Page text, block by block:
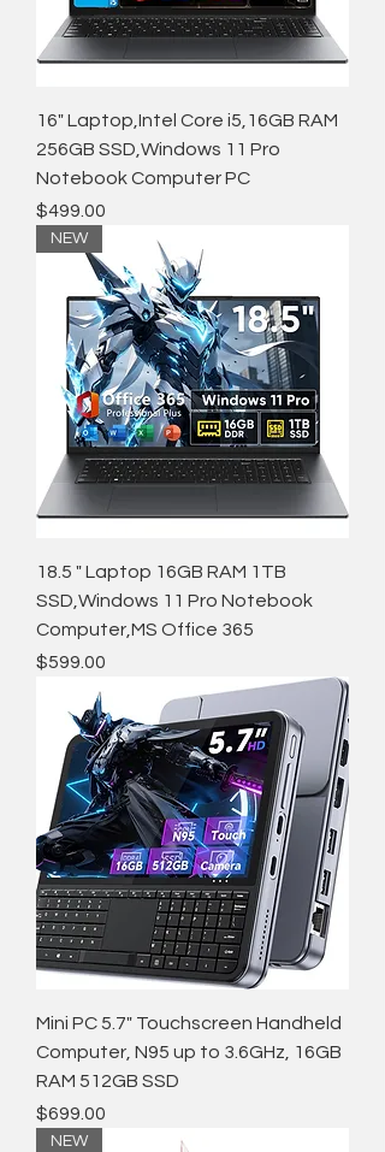
16" Laptop,Intel Core i5,16GB RAM
256GB SSD,Windows 11 Pro
Notebook Computer PC
価格
$499.00
NEW
18.5 " Laptop 16GB RAM 1TB
SSD,Windows 11 Pro Notebook
Computer,MS Office 365
価格
$599.00
Mini PC 5.7" Touchscreen Handheld
Computer, N95 up to 3.6GHz, 16GB
RAM 512GB SSD
価格
$699.00
NEW